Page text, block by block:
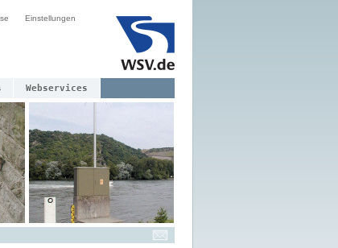
Einstellungen
Webservices